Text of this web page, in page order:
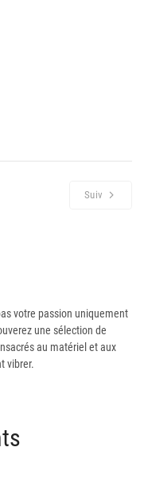
Suiv
votre passion uniquement
une sélection de
au matériel et aux
vibrer.